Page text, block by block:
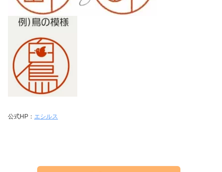
公式HP： エシルス